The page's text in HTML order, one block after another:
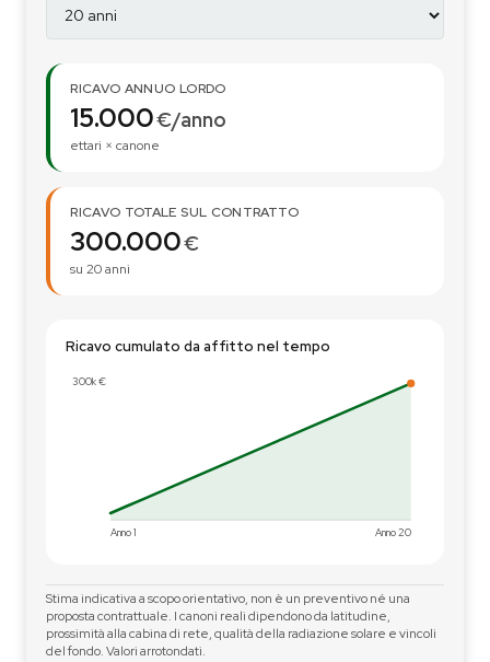
RICAVO ANNUO LORDO
15.000€/anno
ettari × canone
RICAVO TOTALE SUL CONTRATTO
300.000€
su20anni
Ricavo cumulato da affitto nel tempo
300k €
Anno 1 Anno 20
Stima indicativa a scopo orientativo, non è un preventivo né una
proposta contrattuale. I canoni reali dipendono da latitudine,
prossimità alla cabina di rete, qualità della radiazione solare e vincoli
del fondo. Valori arrotondati.